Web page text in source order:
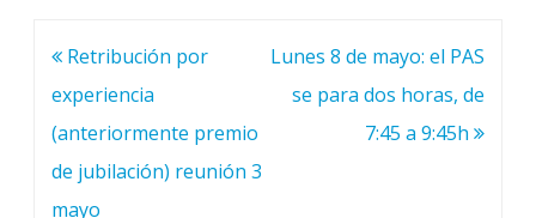
Navegación
de
entradas
Retribución por
experiencia
(anteriormente premio
de jubilación) reunión 3
mayo
Lunes 8 de mayo: el PAS
se para dos horas, de
7:45 a 9:45h